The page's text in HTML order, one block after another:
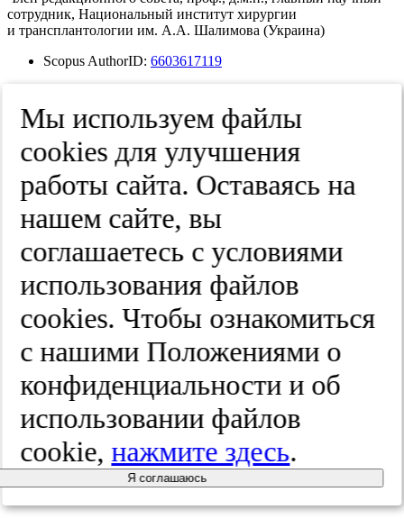
сотрудник, Национальный институт хирургии
и трансплантологии им. А.А. Шалимова (Украина)
Scopus AuthorID: 6603617119
Александр Николаевич Чугунов
Член редакционного совета, проф., д.м.н., Российская
медицинская академия непрерывного профессионального
образования, Казанская государственная медицинская
академия (Россия)
РИНЦ AuthorID:783882
Бо Эклоф
Член редакционного совета, проф., доктор медицины Lunds
Аттилио Кавецци
Член редакционного совета, проф., доктор медицины, Глава
клиники Евроцентр "Веналинфа", Сан-Бенедетто-дель-Тронто
Мы используем файлы
cооkies для улучшения
работы сайта. Оставаясь на
нашем сайте, вы
соглашаетесь с условиями
использования файлов
cооkies. Чтобы ознакомиться
с нашими Положениями о
конфиденциальности и об
использовании файлов
cookie,нажмите здесь.
Я соглашаюсь